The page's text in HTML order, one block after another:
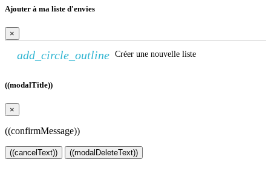
Ajouter à ma liste d'envies
×
add_circle_outline Créer une nouvelle liste
((modalTitle))
×
((confirmMessage))
((cancelText)) ((modalDeleteText))